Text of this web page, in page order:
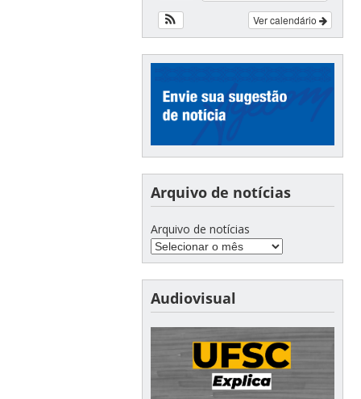
Ver calendário
Arquivo de notícias
Arquivo de notícias
Audiovisual